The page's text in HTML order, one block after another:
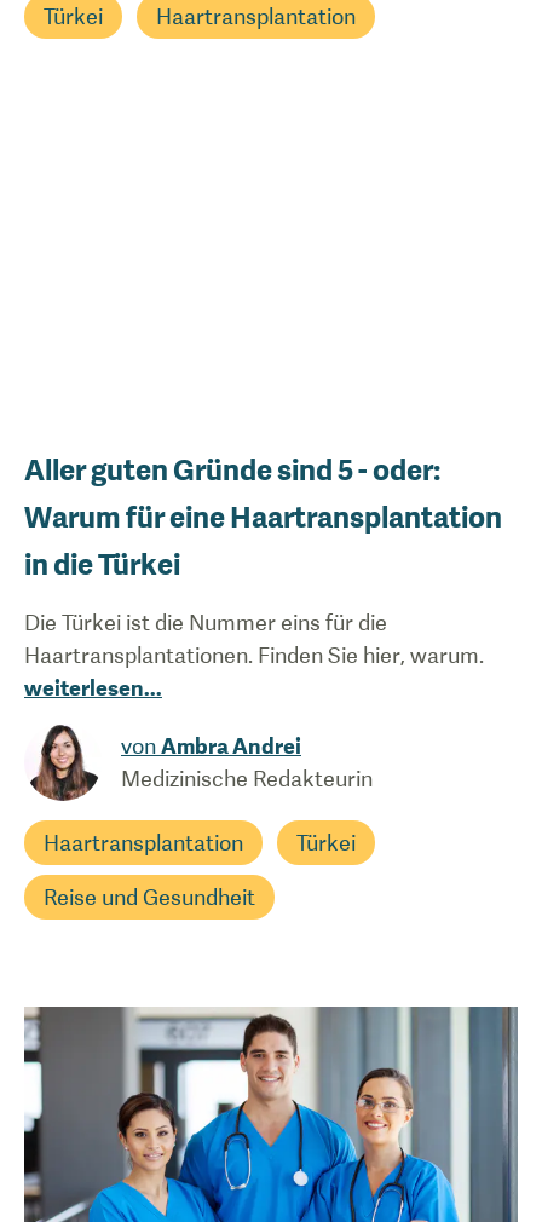
Türkei Haartransplantation
Aller guten Gründe sind 5 - oder:
Warum für eine Haartransplantation
in die Türkei
Die Türkei ist die Nummer eins für die
Haartransplantationen. Finden Sie hier, warum.
weiterlesen...
vonAmbra Andrei
Medizinische Redakteurin
Haartransplantation Türkei
Reise und Gesundheit